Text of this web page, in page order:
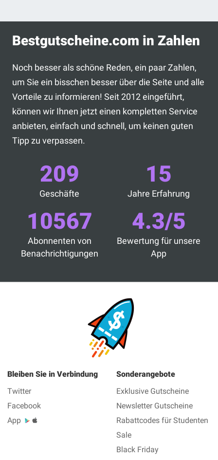
Bestgutscheine.com in Zahlen
Noch besser als schöne Reden, ein paar Zahlen,
um Sie ein bisschen besser über die Seite und alle
Vorteile zu informieren! Seit 2012 eingeführt,
können wir Ihnen jetzt einen kompletten Service
anbieten, einfach und schnell, um keinen guten
Tipp zu verpassen.
209
Geschäfte
15
Jahre Erfahrung
10567
Abonnenten von
Benachrichtigungen
4.3/5
Bewertung für unsere
App
Bleiben Sie in Verbindung
Twitter
Facebook
App
Sonderangebote
Exklusive Gutscheine
Newsletter Gutscheine
Rabattcodes für Studenten
Sale
Black Friday